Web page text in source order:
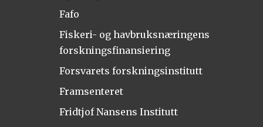
Fafo
Fiskeri- og havbruksnæringens
forskningsfinansiering
Forsvarets forskningsinstitutt
Framsenteret
Fridtjof Nansens Institutt